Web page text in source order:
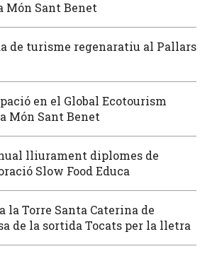
Món Sant Benet
de turisme regenaratiu al Pallars
en el Global Ecotourism
Món Sant Benet
lliurament diplomes de
Slow Food Educa
la Torre Santa Caterina de
de la sortida Tocats per la lletra